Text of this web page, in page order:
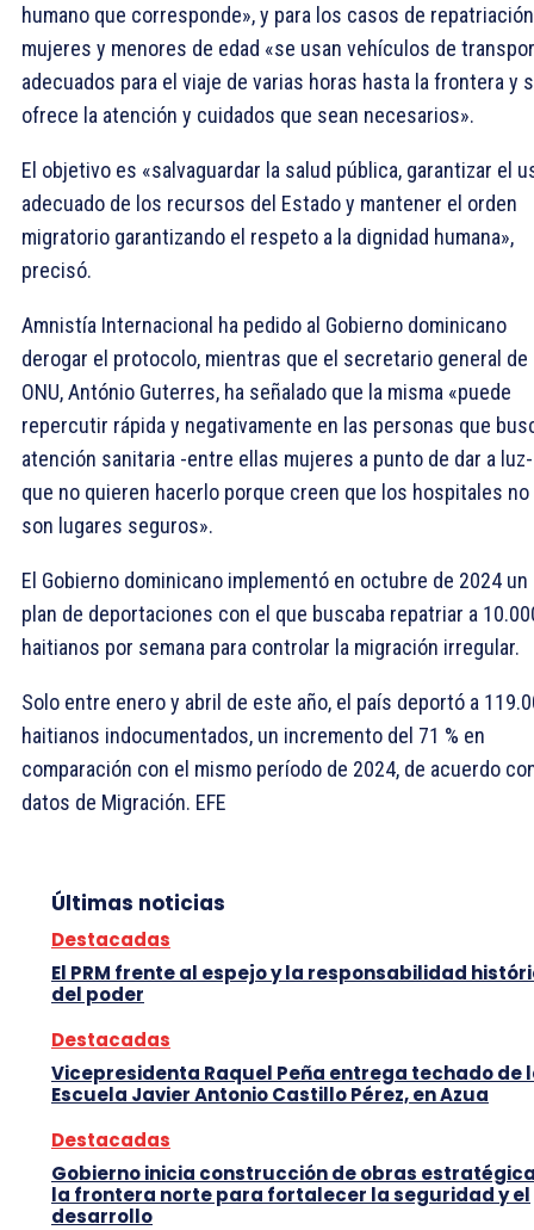
humano que corresponde», y para los casos de
mujeres y menores de edad «se usan vehículos de
adecuados para el viaje de varias horas hasta la frontera y
ofrece la atención y cuidados que sean necesarios».
El objetivo es «salvaguardar la salud pública, garantizar el
adecuado de los recursos del Estado y mantener el orden
migratorio garantizando el respeto a la dignidad humana»,
precisó.
Amnistía Internacional ha pedido al Gobierno dominicano
derogar el protocolo, mientras que el secretario general de
ONU, António Guterres, ha señalado que la misma «puede
repercutir rápida y negativamente en las personas que
atención sanitaria -entre ellas mujeres a punto de dar a
que no quieren hacerlo porque creen que los hospitales no
son lugares seguros».
El Gobierno dominicano implementó en octubre de 2024 un
plan de deportaciones con el que buscaba repatriar a
haitianos por semana para controlar la migración irregular.
Solo entre enero y abril de este año, el país deportó a
haitianos indocumentados, un incremento del 71 % en
comparación con el mismo período de 2024, de acuerdo
datos de Migración. EFE
Últimas noticias
Destacadas
El PRM frente al espejo y la responsabilidad
del poder
Destacadas
Vicepresidenta Raquel Peña entrega techado de
Escuela Javier Antonio Castillo Pérez, en Azua
Destacadas
Gobierno inicia construcción de obras
la frontera norte para fortalecer la seguridad y el
desarrollo